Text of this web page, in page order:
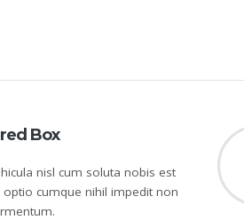
Box
nisl cum soluta nobis est
optio cumque nihil impedit non